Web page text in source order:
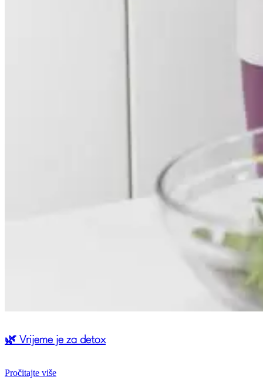
🌿 Vrijeme je za detox
Pročitajte više